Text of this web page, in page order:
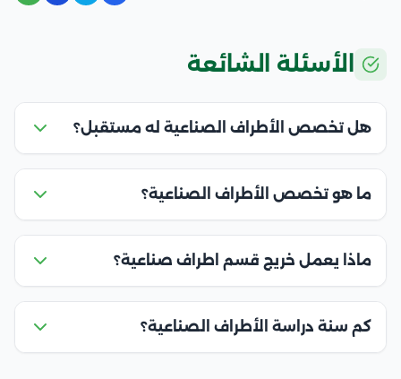
الأسئلة الشائعة
هل تخصص الأطراف الصناعية له مستقبل؟
ما هو تخصص الأطراف الصناعية؟
ماذا يعمل خريج قسم اطراف صناعية؟
كم سنة دراسة الأطراف الصناعية؟